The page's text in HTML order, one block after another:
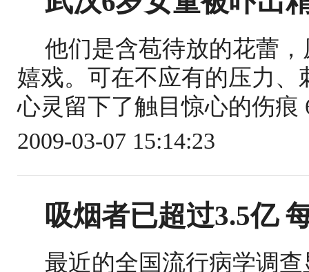
他们是含苞待放的花蕾
嬉戏。可在不应有的压力
心灵留下了触目惊心的伤痕
2009-03-07 15:14:23
吸烟者已超过3.5亿
最近的全国流行病学调